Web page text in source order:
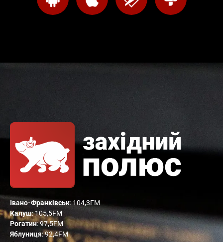
Івано-Франківськ: 104,3FM
Калуш: 105,5FM
Рогатин: 97,5FM
Яблуниця: 92,4FM